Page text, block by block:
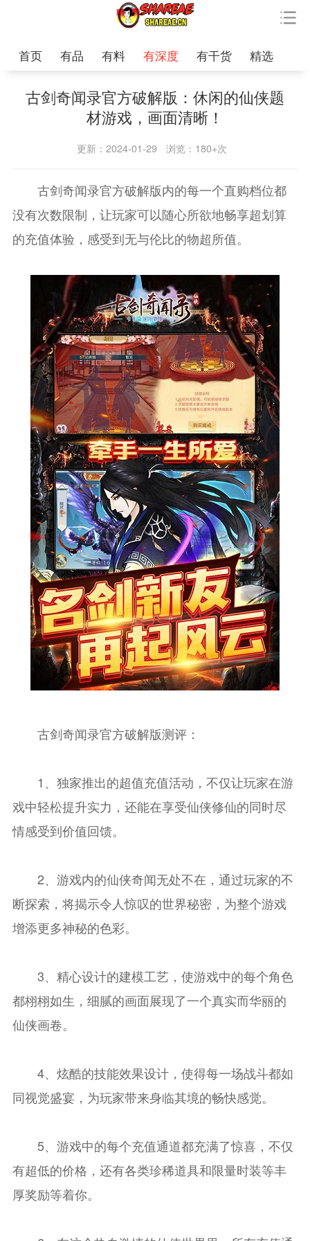
首页 有品 有料 有深度 有干货 精选
古剑奇闻录官方破解版：休闲的仙侠题
材游戏，画面清晰！
更新：2024-01-29 浏览：180+次
古剑奇闻录官方破解版内的每一个直购档位都
没有次数限制，让玩家可以随心所欲地畅享超划算
的充值体验，感受到无与伦比的物超所值。
古剑奇闻录官方破解版测评：
1、独家推出的超值充值活动，不仅让玩家在游
戏中轻松提升实力，还能在享受仙侠修仙的同时尽
情感受到价值回馈。
2、游戏内的仙侠奇闻无处不在，通过玩家的不
断探索，将揭示令人惊叹的世界秘密，为整个游戏
增添更多神秘的色彩。
3、精心设计的建模工艺，使游戏中的每个角色
都栩栩如生，细腻的画面展现了一个真实而华丽的
仙侠画卷。
4、炫酷的技能效果设计，使得每一场战斗都如
同视觉盛宴，为玩家带来身临其境的畅快感觉。
5、游戏中的每个充值通道都充满了惊喜，不仅
有超低的价格，还有各类珍稀道具和限量时装等丰
厚奖励等着你。